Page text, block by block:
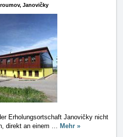
Janovičky
Erholungsortschaft Janovičky nicht
direkt an einem … Mehr »